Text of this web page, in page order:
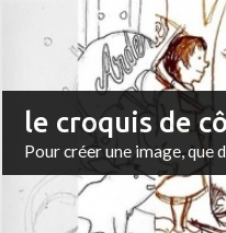
le croquis de
Pour créer une image, que